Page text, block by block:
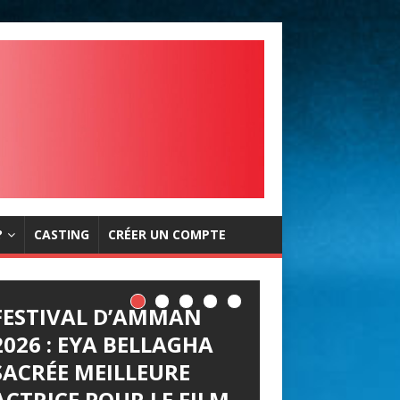
CASTING CRÉER UN COMPTE
D’AMMAN
: EYA BELLAGHA
MEILLEURE
JOURNÉES
DE CARTHAGE (JCC)